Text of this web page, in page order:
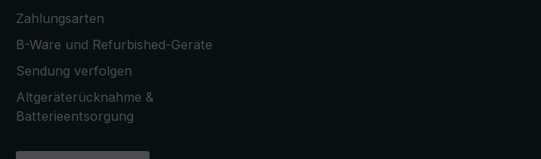
Zahlungsarten
B-Ware und Refurbished-Geräte
Sendung verfolgen
Altgeräterücknahme &
Batterieentsorgung